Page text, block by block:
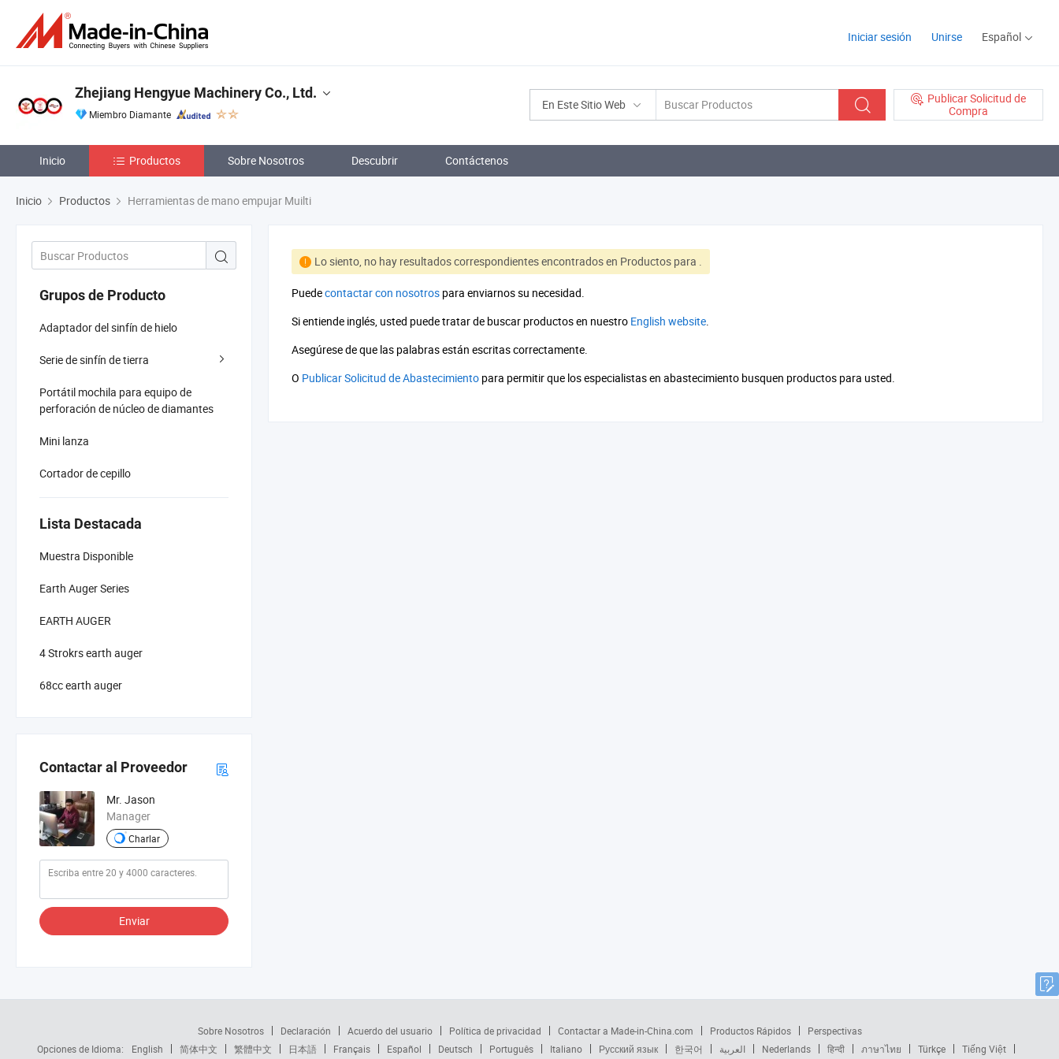
Iniciar sesión Unirse Español
En Este Sitio Web
Publicar Solicitud de
Compra
Zhejiang Hengyue Machinery Co., Ltd.
Miembro Diamante
Inicio Productos Sobre Nosotros Descubrir Contáctenos
Inicio Productos Herramientas de mano empujar Muilti
Grupos de Producto
Adaptador del sinfín de hielo
Serie de sinfín de tierra
Portátil mochila para equipo de
perforación de núcleo de diamantes
Mini lanza
Cortador de cepillo
Lista Destacada
Muestra Disponible
Earth Auger Series
EARTH AUGER
4 Strokrs earth auger
68cc earth auger
Contactar al Proveedor
Mr. Jason
Manager
Charlar
Enviar
Lo siento, no hay resultados correspondientes encontrados en Productos para .
Puedecontactar con nosotros para enviarnos su necesidad.
Si entiende inglés, usted puede tratar de buscar productos en nuestro English website.
Asegúrese de que las palabras están escritas correctamente.
O Publicar Solicitud de Abastecimiento para permitir que los especialistas en abastecimiento busquen productos para usted.
Sobre Nosotros Declaración Acuerdo del usuario Política de privacidad Contactar a Made-in-China.com Productos Rápidos
Perspectivas
Opciones de Idioma:
English 简体中文 繁體中文 日本語 Français Español Deutsch Português Italiano Русский язык 한국어 العربية Nederlands हिन्दी ภาษาไทย Türkçe
Tiếng Việt